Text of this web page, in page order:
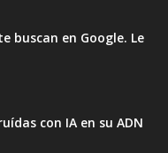
buscan en Google. Le
con IA en su ADN